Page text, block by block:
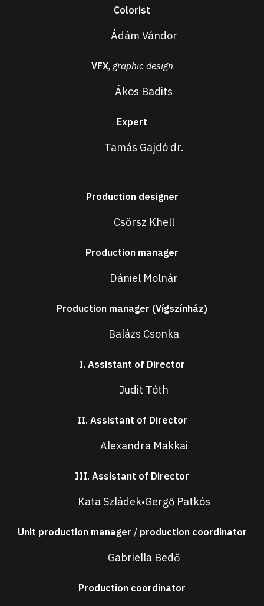
Colorist
Ádám Vándor
VFX, graphic design
Ákos Badits
Expert
Tamás Gajdó dr.
Production designer
Csörsz Khell
Production manager
Dániel Molnár
Production manager (Vígszínház)
Balázs Csonka
I. Assistant of Director
Judit Tóth
II. Assistant of Director
Alexandra Makkai
III. Assistant of Director
Kata Szládek•Gergő Patkós
Unit production manager / production coordinator
Gabriella Bedő
Production coordinator